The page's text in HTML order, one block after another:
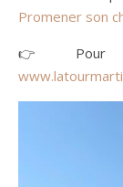
Promener son
👉 Pour